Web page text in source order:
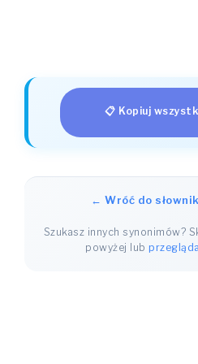
📋 Kopiuj
← Wróć do
Szukasz innych synonimów?
powyżej lub